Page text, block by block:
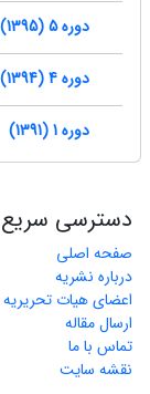
دوره 5 (1395)
دوره 4 (1394)
دوره 1 (1391)
دسترسی سریع
صفحه اصلی
درباره نشریه
اعضای هیات تحریریه
ارسال مقاله
تماس با ما
نقشه سایت